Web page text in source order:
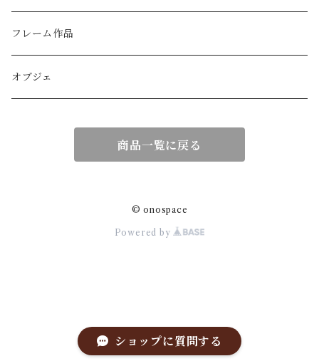
ショップに質問する
小物入れ
紙製品
フレーム作品
オブジェ
商品一覧に戻る
© onospace
Powered by